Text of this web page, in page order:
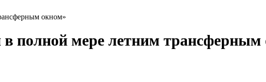
окном»
полной мере летним трансферным